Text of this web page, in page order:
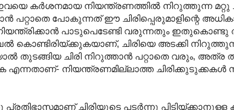
കർശനമായ നിയന്ത്രണത്തിൽ നിറുത്തുന്ന മറ്റു
പറ്റാതെ പോകുന്നത് ഈ ചിരിപ്പെരുമാളിന്റെ
പാടുപെടേണ്ടി വരുന്നതും ഇതുകൊണ്ടു
കൊണ്ടിരിയ്ക്കുകയാണ്, ചിരിയെ അടക്കി
തുടങ്ങിയ ചിരി നിറുത്താൻ പറ്റാതെ വരും, അത്ര
എന്നതാണ്- നിയന്ത്രണമില്ലാത്ത ചിരിക്കുടുക്കകൾ
ചിരിയുടെ പടർന്നു പിടിയ്ക്കാനുള്ള